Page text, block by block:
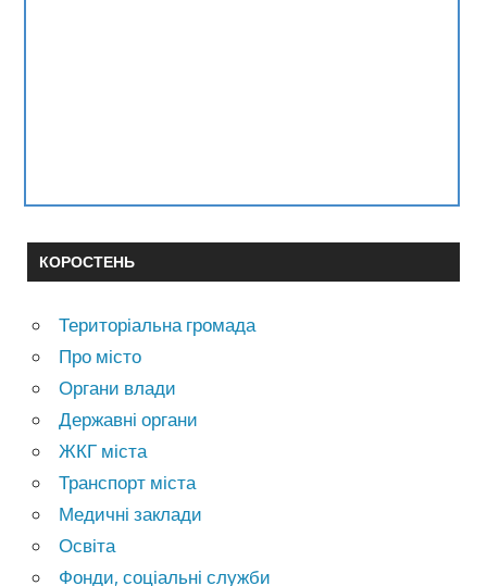
КОРОСТЕНЬ
Територіальна громада
Про місто
Органи влади
Державні органи
ЖКГ міста
Транспорт міста
Медичні заклади
Освіта
Фонди, соціальні служби